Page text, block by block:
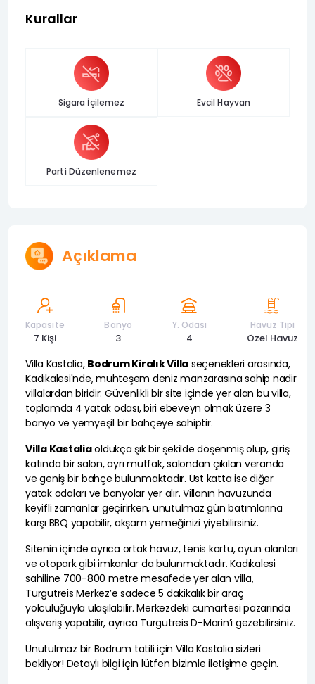
Kurallar
Sigara İçilemez Evcil Hayvan
Parti Düzenlenemez
Açıklama
Kapasite
7 Kişi
Banyo
3
Y. Odası
4
Havuz Tipi
Özel Havuz
Villa Kastalia, Bodrum Kiralık Villa seçenekleri arasında,
Kadıkalesi'nde, muhteşem deniz manzarasına sahip nadir
villalardan biridir. Güvenlikli bir site içinde yer alan bu villa,
toplamda 4 yatak odası, biri ebeveyn olmak üzere 3
banyo ve yemyeşil bir bahçeye sahiptir.
Villa Kastaliaoldukça şık bir şekilde döşenmiş olup, giriş
katında bir salon, ayrı mutfak, salondan çıkılan veranda
ve geniş bir bahçe bulunmaktadır. Üst katta ise diğer
yatak odaları ve banyolar yer alır. Villanın havuzunda
keyifli zamanlar geçirirken, unutulmaz gün batımlarına
karşı BBQ yapabilir, akşam yemeğinizi yiyebilirsiniz.
Sitenin içinde ayrıca ortak havuz, tenis kortu, oyun alanları
ve otopark gibi imkanlar da bulunmaktadır. Kadıkalesi
sahiline 700-800 metre mesafede yer alan villa,
Turgutreis Merkez’e sadece 5 dakikalık bir araç
yolculuğuyla ulaşılabilir. Merkezdeki cumartesi pazarında
alışveriş yapabilir, ayrıca Turgutreis D-Marin’i gezebilirsiniz.
Unutulmaz bir Bodrum tatili için Villa Kastalia sizleri
bekliyor! Detaylı bilgi için lütfen bizimle iletişime geçin.